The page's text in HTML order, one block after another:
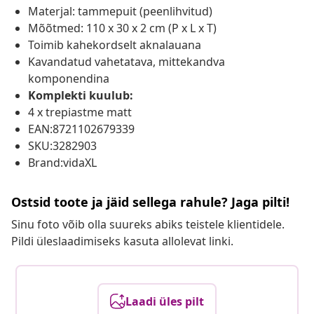
Materjal: tammepuit (peenlihvitud)
Mõõtmed: 110 x 30 x 2 cm (P x L x T)
Toimib kahekordselt aknalauana
Kavandatud vahetatava, mittekandva
komponendina
Komplekti kuulub:
4 x trepiastme matt
EAN:8721102679339
SKU:3282903
Brand:vidaXL
Ostsid toote ja jäid sellega rahule? Jaga pilti!
Sinu foto võib olla suureks abiks teistele klientidele.
Pildi üleslaadimiseks kasuta allolevat linki.
Laadi üles pilt